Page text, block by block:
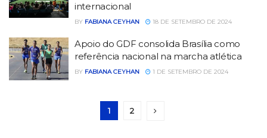
internacional
BY FABIANA CEYHAN 18 DE SETEMBRO DE 2024
Apoio do GDF consolida Brasília como
referência nacional na marcha atlética
BY FABIANA CEYHAN 1 DE SETEMBRO DE 2024
1 2